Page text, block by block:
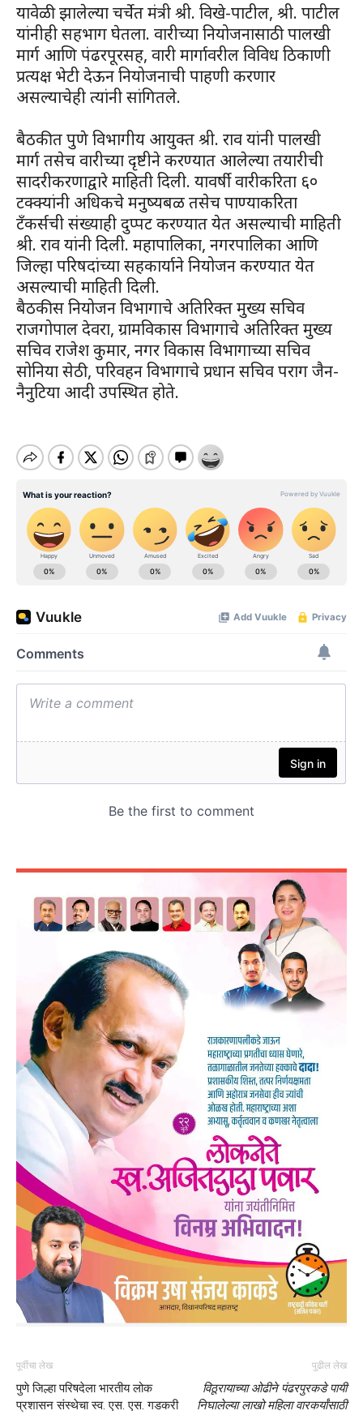
यावेळी झालेल्या चर्चेत मंत्री श्री. विखे-पाटील, श्री. पाटील
यांनीही सहभाग घेतला. वारीच्या नियोजनासाठी पालखी
मार्ग आणि पंढरपूरसह, वारी मार्गावरील विविध ठिकाणी
प्रत्यक्ष भेटी देऊन नियोजनाची पाहणी करणार
असल्याचेही त्यांनी सांगितले.
बैठकीत पुणे विभागीय आयुक्त श्री. राव यांनी पालखी
मार्ग तसेच वारीच्या दृष्टीने करण्यात आलेल्या तयारीची
सादरीकरणाद्वारे माहिती दिली. यावर्षी वारीकरिता ६०
टक्क्यांनी अधिकचे मनुष्यबळ तसेच पाण्याकरिता
टँकर्सची संख्याही दुप्पट करण्यात येत असल्याची माहिती
श्री. राव यांनी दिली. महापालिका, नगरपालिका आणि
जिल्हा परिषदांच्या सहकार्याने नियोजन करण्यात येत
असल्याची माहिती दिली.
बैठकीस नियोजन विभागाचे अतिरिक्त मुख्य सचिव
राजगोपाल देवरा, ग्रामविकास विभागाचे अतिरिक्त मुख्य
सचिव राजेश कुमार, नगर विकास विभागाच्या सचिव
सोनिया सेठी, परिवहन विभागाचे प्रधान सचिव पराग जैन-
नैनुटिया आदी उपस्थित होते.
पूर्वीचा लेख
पुणे जिल्हा परिषदेला भारतीय लोक
प्रशासन संस्थेचा स्व. एस. एस. गडकरी
पुढील लेख
विठूरायाच्या ओढीने पंढरपुरकडे पायी
निघालेल्या लाखो महिला वारकर्यांसाठी